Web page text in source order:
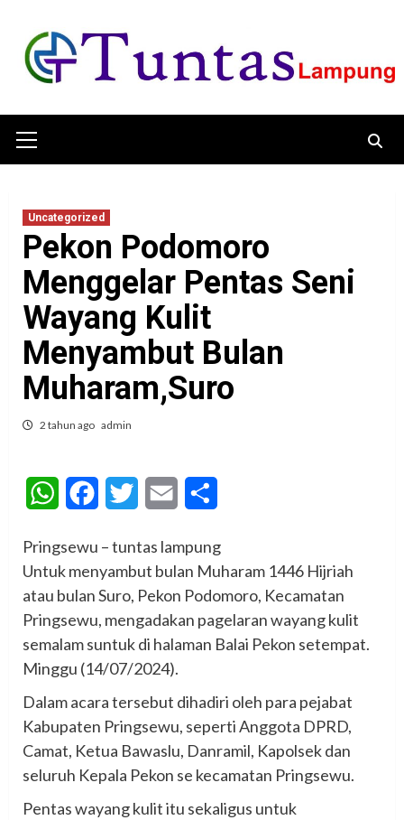
content
Menu
Uncategorized
Pekon Podomoro
Menggelar Pentas Seni
Wayang Kulit
Menyambut Bulan
Muharam,Suro
2 tahun ago admin
WhatsAppFacebookTwitter Email
Pringsewu – tuntas lampung
Untuk menyambut bulan Muharam 1446 Hijriah
atau bulan Suro, Pekon Podomoro, Kecamatan
Pringsewu, mengadakan pagelaran wayang kulit
semalam suntuk di halaman Balai Pekon setempat.
Minggu (14/07/2024).
Dalam acara tersebut dihadiri oleh para pejabat
Kabupaten Pringsewu, seperti Anggota DPRD,
Camat, Ketua Bawaslu, Danramil, Kapolsek dan
seluruh Kepala Pekon se kecamatan Pringsewu.
Pentas wayang kulit itu sekaligus untuk